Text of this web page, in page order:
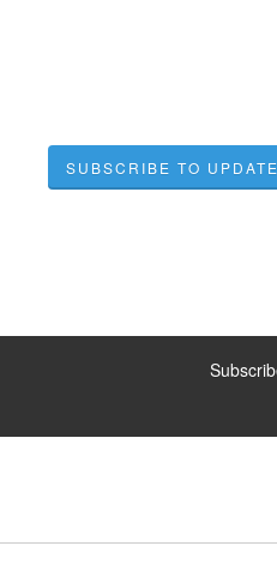
SUBSCRIBE TO